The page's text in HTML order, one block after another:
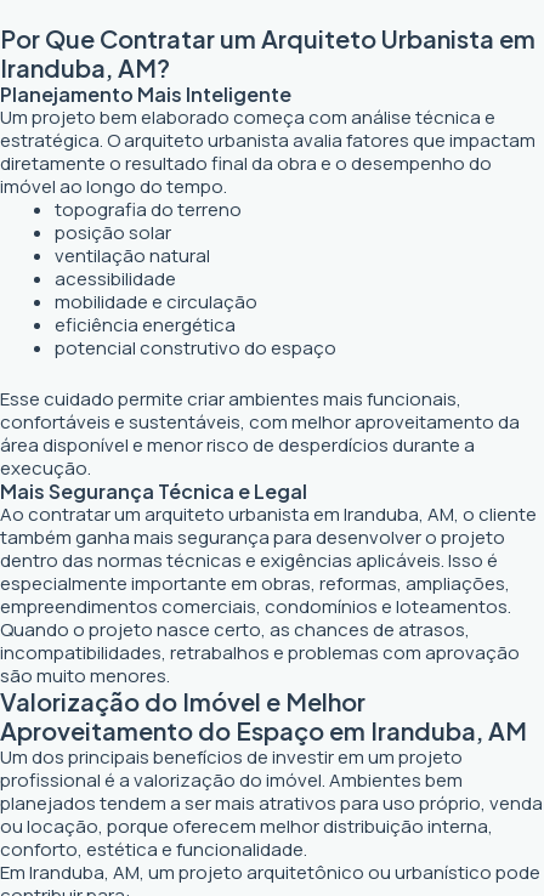
Por Que Contratar um Arquiteto Urbanista em
Iranduba, AM?
Planejamento Mais Inteligente
Um projeto bem elaborado começa com análise técnica e
estratégica. O arquiteto urbanista avalia fatores que impactam
diretamente o resultado final da obra e o desempenho do
imóvel ao longo do tempo.
topografia do terreno
posição solar
ventilação natural
acessibilidade
mobilidade e circulação
eficiência energética
potencial construtivo do espaço
Esse cuidado permite criar ambientes mais funcionais,
confortáveis e sustentáveis, com melhor aproveitamento da
área disponível e menor risco de desperdícios durante a
execução.
Mais Segurança Técnica e Legal
Ao contratar um arquiteto urbanista em Iranduba, AM, o cliente
também ganha mais segurança para desenvolver o projeto
dentro das normas técnicas e exigências aplicáveis. Isso é
especialmente importante em obras, reformas, ampliações,
empreendimentos comerciais, condomínios e loteamentos.
Quando o projeto nasce certo, as chances de atrasos,
incompatibilidades, retrabalhos e problemas com aprovação
são muito menores.
Valorização do Imóvel e Melhor
Aproveitamento do Espaço em Iranduba, AM
Um dos principais benefícios de investir em um projeto
profissional é a valorização do imóvel. Ambientes bem
planejados tendem a ser mais atrativos para uso próprio, venda
ou locação, porque oferecem melhor distribuição interna,
conforto, estética e funcionalidade.
Em Iranduba, AM, um projeto arquitetônico ou urbanístico pode